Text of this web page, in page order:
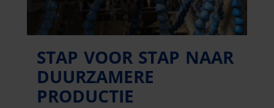
STAP VOOR STAP NAAR
DUURZAMERE
PRODUCTIE